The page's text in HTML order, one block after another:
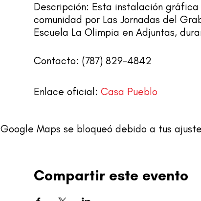
Descripción: Esta instalación
comunidad por Las Jornadas del
Escuela La Olimpia en Adjuntas,
Contacto: (787) 829-4842
Enlace oficial: Casa Pueblo
Google Maps se bloqueó debido a tus
Compartir este evento